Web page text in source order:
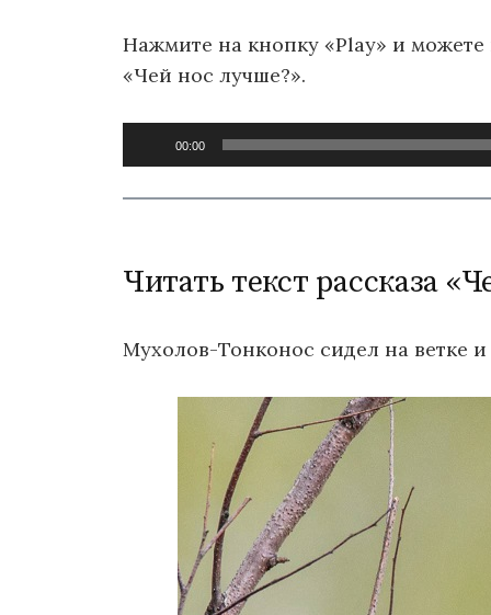
Нажмите на кнопку «Play» и
«Чей нос лучше?».
Аудиоплеер
00:00
Читать текст рассказа
Мухолов-Тонконос сидел на ветке